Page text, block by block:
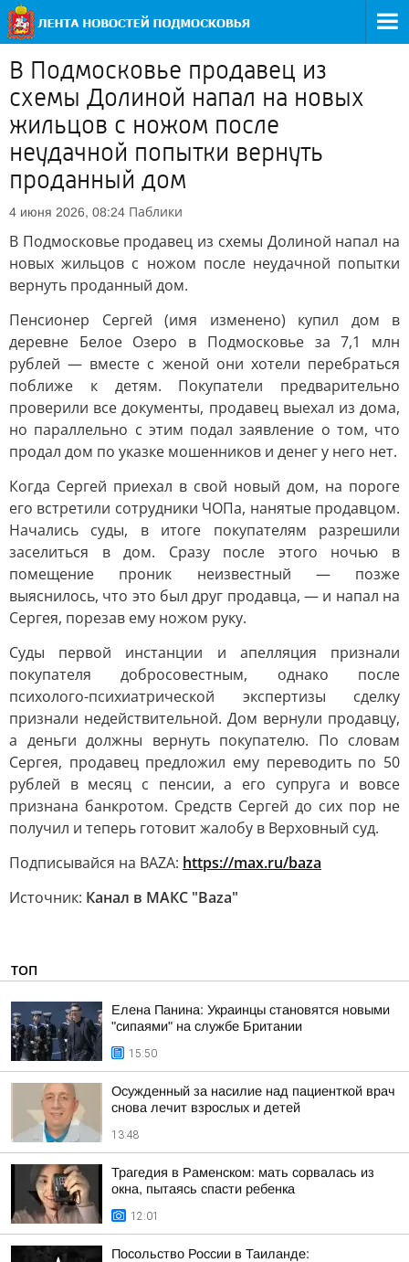
В Подмосковье продавец из
схемы Долиной напал на новых
жильцов с ножом после
неудачной попытки вернуть
проданный дом
4 июня 2026, 08:24 Паблики
В Подмосковье продавец из схемы Долиной напал на
новых жильцов с ножом после неудачной попытки
вернуть проданный дом.
Пенсионер Сергей (имя изменено) купил дом в
деревне Белое Озеро в Подмосковье за 7,1 млн
рублей — вместе с женой они хотели перебраться
поближе к детям. Покупатели предварительно
проверили все документы, продавец выехал из дома,
но параллельно с этим подал заявление о том, что
продал дом по указке мошенников и денег у него нет.
Когда Сергей приехал в свой новый дом, на пороге
его встретили сотрудники ЧОПа, нанятые продавцом.
Начались суды, в итоге покупателям разрешили
заселиться в дом. Сразу после этого ночью в
помещение проник неизвестный — позже
выяснилось, что это был друг продавца, — и напал на
Сергея, порезав ему ножом руку.
Суды первой инстанции и апелляция признали
покупателя добросовестным, однако после
психолого-психиатрической экспертизы сделку
признали недействительной. Дом вернули продавцу,
а деньги должны вернуть покупателю. По словам
Сергея, продавец предложил ему переводить по 50
рублей в месяц с пенсии, а его супруга и вовсе
признана банкротом. Средств Сергей до сих пор не
получил и теперь готовит жалобу в Верховный суд.
Подписывайся на BAZA: https://max.ru/baza
Источник: Канал в МАКС "Baza"
ТОП
Елена Панина: Украинцы становятся новыми
"сипаями" на службе Британии
15:50
Осужденный за насилие над пациенткой врач
снова лечит взрослых и детей
13:48
Трагедия в Раменском: мать сорвалась из
окна, пытаясь спасти ребенка
12:01
Посольство России в Таиланде: